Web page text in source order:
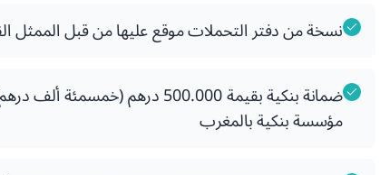
نسخة من دفتر التحملات موقع عليها من قبل الممثل
مؤسسة بنكية بالمغرب